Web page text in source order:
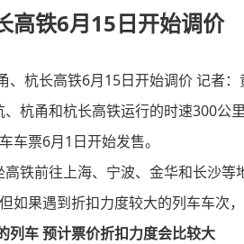
高铁6月15日开始调价
杭长高铁6月15日开始调价 记者：
杭甬和杭长高铁运行的时速300公
车票6月1日开始发售。
铁前往上海、宁波、金华和长沙等
如果遇到折扣力度较大的列车车次
车 预计票价折扣力度会比较大